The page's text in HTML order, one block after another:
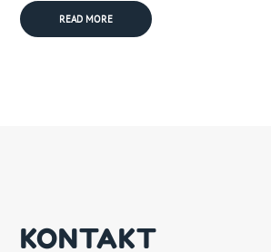
READ MORE
KONTAKT